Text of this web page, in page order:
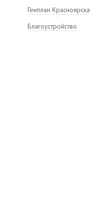
Генплан Красноярска
Благоустройство